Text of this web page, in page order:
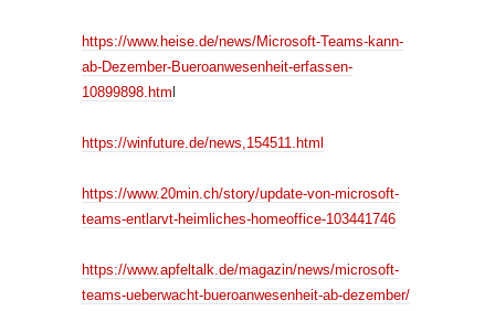
https://www.heise.de/news/Microsoft-Teams-kann-
ab-Dezember-Bueroanwesenheit-erfassen-
10899898.htm
https://winfuture.de/news,154511.html
https://www.20min.ch/story/update-von-microsoft-
teams-entlarvt-heimliches-homeoffice-103441746
https://www.apfeltalk.de/magazin/news/microsoft-
teams-ueberwacht-bueroanwesenheit-ab-dezember/